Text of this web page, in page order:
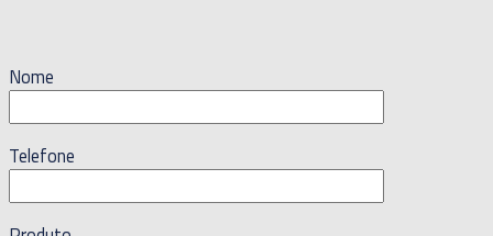
Nome
Telefone